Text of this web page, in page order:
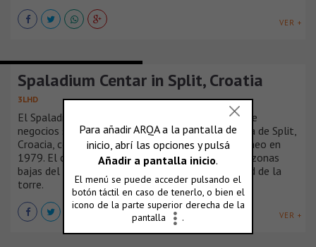
VER +
Spaladium Centar in Split, Croatia
3LHD
El Spaladium Centar es un complejo deportivo y de
negocios situado en la parte norte de la península de Split,
Croacia, construido para los Juegos del Mediterráneo en
1979. El complejo alcanza un equilibrio entre las zonas
bajas del área central de la ciudad y la verticalidad de la
torre.
VER +